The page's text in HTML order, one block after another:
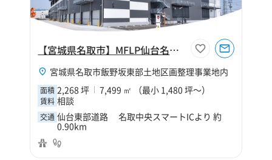
【宮城県名取市】MFLP仙台名取Ⅰ
宮城県名取市飯野坂東部土地区画整理事業地内
面積 2,268 坪 7,499 ㎡ （最小 1,480 坪～）
賃料 相談
交通 仙台東部道路 名取中央スマートICより 約
0.90km